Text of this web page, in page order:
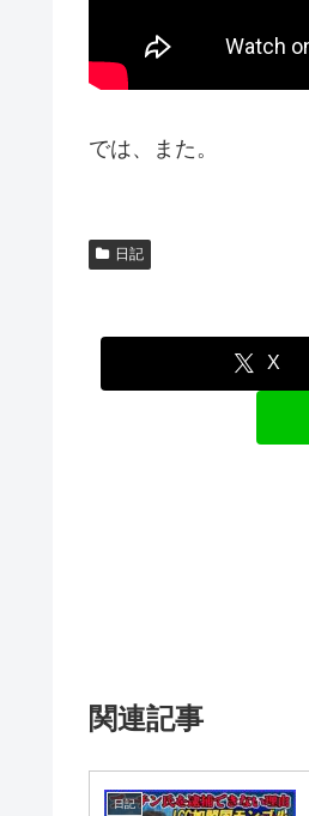
では、また。
日記
X
関連記事
日記